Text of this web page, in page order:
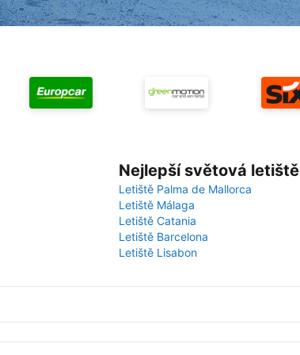
Nejlepší světová letiště
Letiště Palma de Mallorca
Letiště Málaga
Letiště Catania
Letiště Barcelona
Letiště Lisabon